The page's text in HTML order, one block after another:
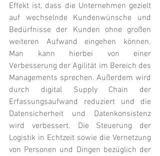
Effekt ist, dass die Unternehmen gezielt
auf wechselnde Kundenwünsche und
Bedürfnisse der Kunden ohne großen
weiteren Aufwand eingehen können.
Man kann hierbei von einer
Verbesserung der Agilität im Bereich des
Managements sprechen. Außerdem wird
durch digital Supply Chain der
Erfassungsaufwand reduziert und die
Datensicherheit und Datenkonsistenz
wird verbessert. Die Steuerung der
Logistik in Echtzeit sowie die Vernetzung
von Personen und Dingen bezüglich der